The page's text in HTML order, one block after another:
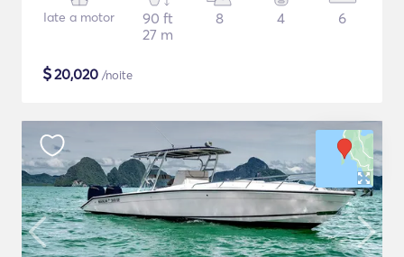
Iate a motor
90 ft
27 m
8 4 6
$20,020 /noite